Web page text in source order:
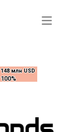
148 млн USD
100%
148 млн USD
100%